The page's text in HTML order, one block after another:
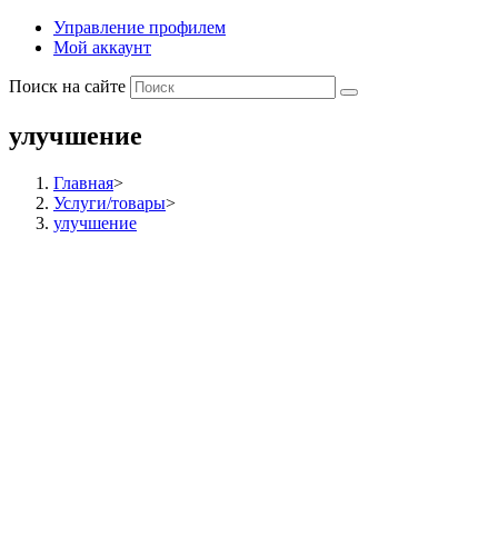
Управление профилем
Мой аккаунт
Поиск на сайте
улучшение
Главная>
Услуги/товары>
улучшение